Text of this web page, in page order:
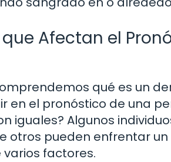
Afectan el
qué es un
en el pronóstico de una
iguales? Algunos
otros pueden enfrentar
factores.